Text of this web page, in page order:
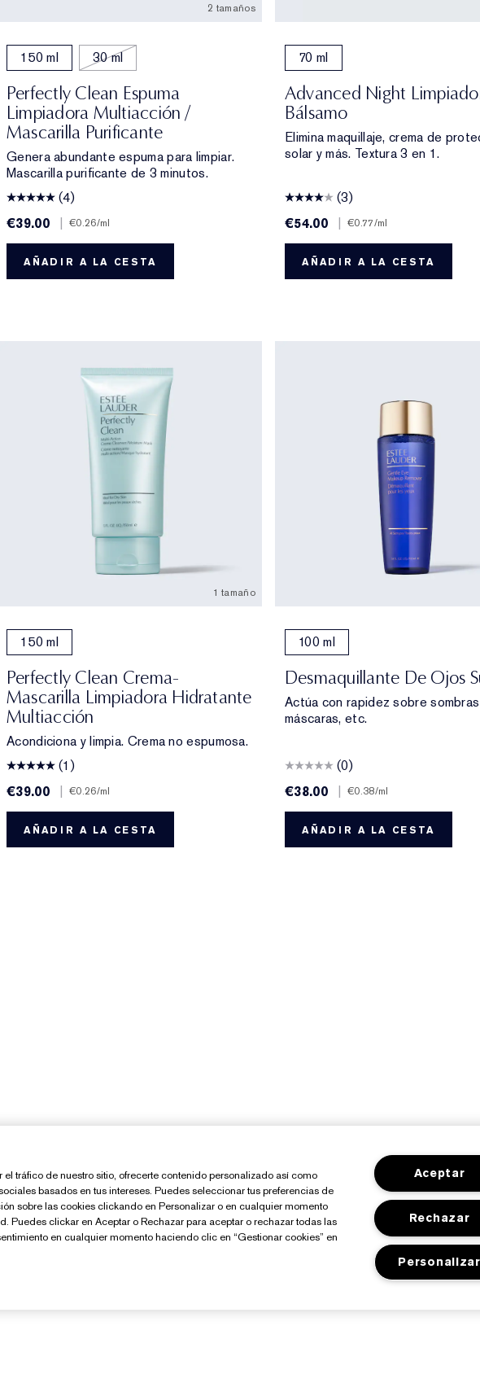
2 tamaños
150 ml 30 ml
Perfectly Clean Espuma
Limpiadora Multiacción /
Mascarilla Purificante
Genera abundante espuma para limpiar.
Mascarilla purificante de 3 minutos.
(4)
€39.00
€0.26/ml
AÑADIR A LA CESTA
70 ml
Advanced Night
Bálsamo
Elimina maquillaje, crema de
solar y más. Textura 3 en 1.
(3)
€54.00
€0.77/ml
AÑADIR A LA CESTA
1 tamaño
150 ml
Perfectly Clean Crema-
Mascarilla Limpiadora Hidratante
Multiacción
Acondiciona y limpia. Crema no espumosa.
(1)
€39.00
€0.26/ml
AÑADIR A LA CESTA
100 ml
Desmaquillante De Ojos
Actúa con rapidez sobre
máscaras, etc.
(0)
€38.00
€0.38/ml
AÑADIR A LA CESTA
tráfico de nuestro sitio, ofrecerte contenido personalizado así como
basados en tus intereses. Puedes seleccionar tus preferencias de
sobre las cookies clickando en Personalizar o en cualquier momento
Puedes clickar en Aceptar o Rechazar para aceptar o rechazar todas las
en cualquier momento haciendo clic en “Gestionar cookies” en
Aceptar
Rechazar
Personalizar